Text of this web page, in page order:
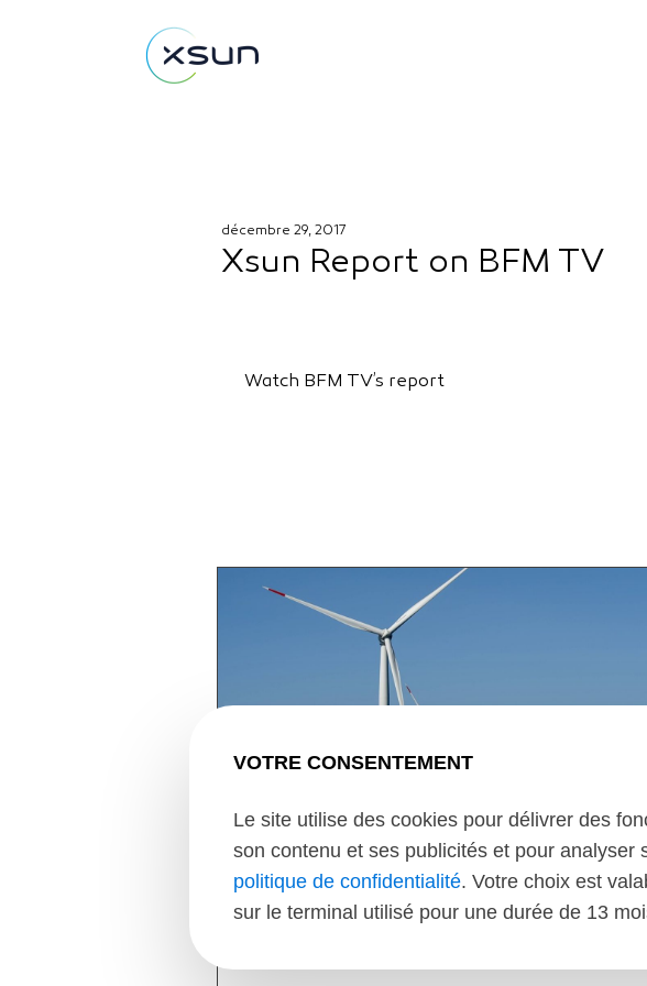
VOTRE CONSENTEMENT
Le site utilise des cookies pour délivrer des
son contenu et ses publicités et pour analyser
politique de confidentialité. Votre choix est
sur le terminal utilisé pour une durée de 13
décembre 29, 2017
Xsun Report on BFM TV
Watch BFM TV’s report
03/06/24
XSun & TotalEnergies on prospection